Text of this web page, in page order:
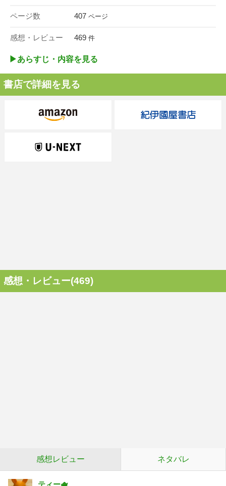
ページ数 407 ページ
感想・レビュー 469 件
▶︎あらすじ・内容を見る
書店で詳細を見る
感想・レビュー(469)
感想レビュー ネタバレ
ティー🫖